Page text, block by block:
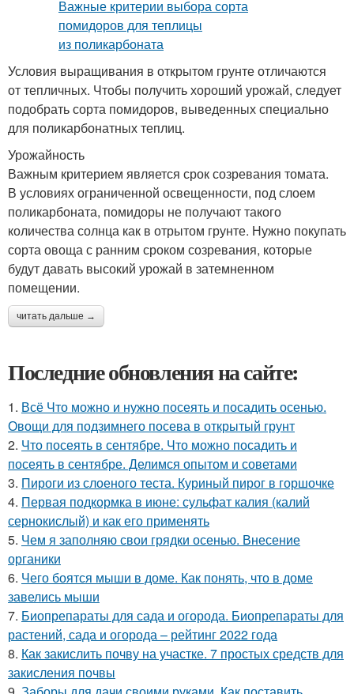
Условия выращивания в открытом грунте отличаются
от тепличных. Чтобы получить хороший урожай, следует
подобрать сорта помидоров, выведенных специально
для поликарбонатных теплиц.
Урожайность
Важным критерием является срок созревания томата.
В условиях ограниченной освещенности, под слоем
поликарбоната, помидоры не получают такого
количества солнца как в отрытом грунте. Нужно покупать
сорта овоща с ранним сроком созревания, которые
будут давать высокий урожай в затемненном
помещении.
читать дальше →
Последние обновления на сайте:
1. Всё Что можно и нужно посеять и посадить осенью.
Овощи для подзимнего посева в открытый грунт
2. Что посеять в сентябре. Что можно посадить и
посеять в сентябре. Делимся опытом и советами
3. Пироги из слоеного теста. Куриный пирог в горшочке
4. Первая подкормка в июне: сульфат калия (калий
сернокислый) и как его применять
5. Чем я заполняю свои грядки осенью. Внесение
органики
6. Чего боятся мыши в доме. Как понять, что в доме
завелись мыши
7. Биопрепараты для сада и огорода. Биопрепараты для
растений, сада и огорода – рейтинг 2022 года
8. Как закислить почву на участке. 7 простых средств для
закисления почвы